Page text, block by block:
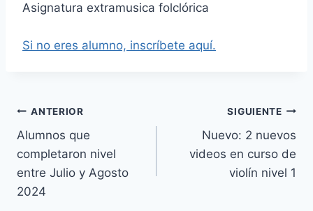
Asignatura extramusica folclórica
Si no eres alumno, inscríbete aquí.
Navegación
de
entradas
ANTERIOR
Alumnos que
completaron nivel
entre Julio y Agosto
2024
SIGUIENTE
Nuevo: 2 nuevos
videos en curso de
violín nivel 1